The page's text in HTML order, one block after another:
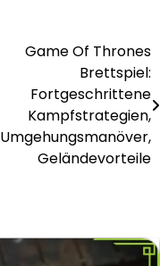
Game Of Thrones
Brettspiel:
Fortgeschrittene
Kampfstrategien,
Umgehungsmanöver,
Geländevorteile